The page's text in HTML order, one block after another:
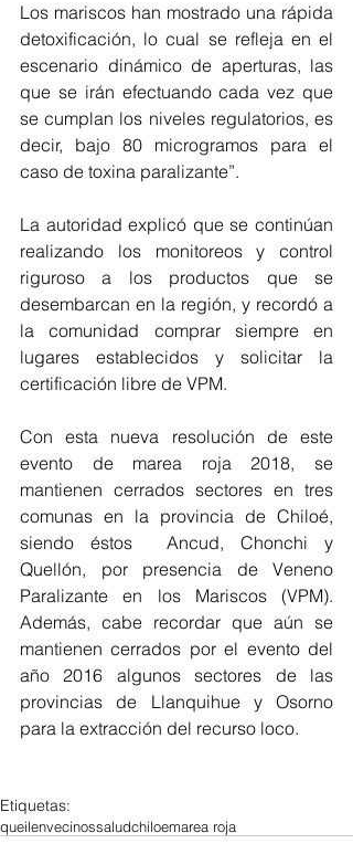
Los mariscos han mostrado una rápida
detoxificación, lo cual se refleja en el
escenario dinámico de aperturas, las
que se irán efectuando cada vez que
se cumplan los niveles regulatorios, es
decir, bajo 80 microgramos para el
caso de toxina paralizante”.
La autoridad explicó que se continúan
realizando los monitoreos y control
riguroso a los productos que se
desembarcan en la región, y recordó a
la comunidad comprar siempre en
lugares establecidos y solicitar la
certificación libre de VPM.
Con esta nueva resolución de este
evento de marea roja 2018, se
mantienen cerrados sectores en tres
comunas en la provincia de Chiloé,
siendo éstos  Ancud, Chonchi y
Quellón, por presencia de Veneno
Paralizante en los Mariscos (VPM).
Además, cabe recordar que aún se
mantienen cerrados por el evento del
año 2016 algunos sectores de las
provincias de Llanquihue y Osorno
para la extracción del recurso loco.
Etiquetas:
queilenvecinossaludchiloemarea roja